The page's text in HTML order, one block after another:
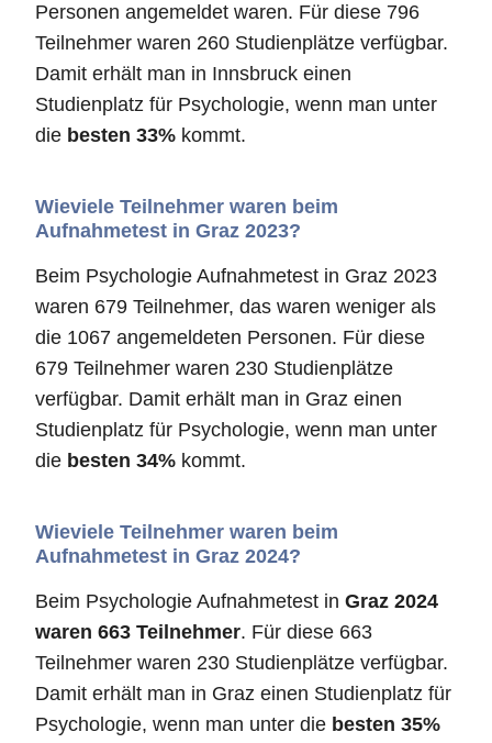
Personen angemeldet waren. Für diese 796
Teilnehmer waren 260 Studienplätze verfügbar.
Damit erhält man in Innsbruck einen
Studienplatz für Psychologie, wenn man unter
die besten 33% kommt.
Wieviele Teilnehmer waren beim
Aufnahmetest in Graz 2023?
Beim Psychologie Aufnahmetest in Graz 2023
waren 679 Teilnehmer, das waren weniger als
die 1067 angemeldeten Personen. Für diese
679 Teilnehmer waren 230 Studienplätze
verfügbar. Damit erhält man in Graz einen
Studienplatz für Psychologie, wenn man unter
die besten 34% kommt.
Wieviele Teilnehmer waren beim
Aufnahmetest in Graz 2024?
Beim Psychologie Aufnahmetest in Graz 2024
waren 663 Teilnehmer. Für diese 663
Teilnehmer waren 230 Studienplätze verfügbar.
Damit erhält man in Graz einen Studienplatz für
Psychologie, wenn man unter die besten 35%